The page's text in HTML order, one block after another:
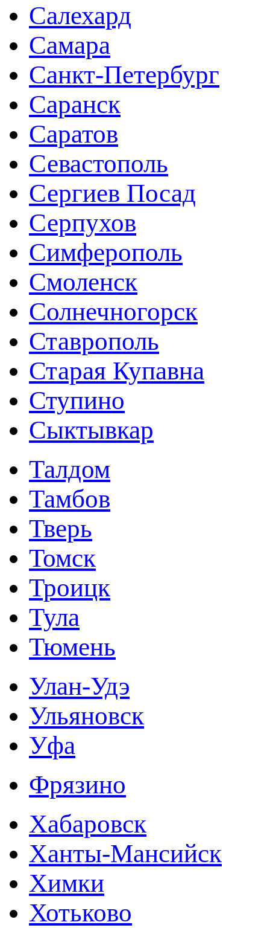
Салехард
Самара
Санкт-Петербург
Саранск
Саратов
Севастополь
Сергиев Посад
Серпухов
Симферополь
Смоленск
Солнечногорск
Ставрополь
Старая Купавна
Ступино
Сыктывкар
Талдом
Тамбов
Тверь
Томск
Троицк
Тула
Тюмень
Улан-Удэ
Ульяновск
Уфа
Фрязино
Хабаровск
Ханты-Мансийск
Химки
Хотьково